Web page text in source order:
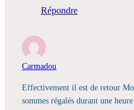
Répondre
Carmadou
Effectivement il est de retour
sommes régalés durant une